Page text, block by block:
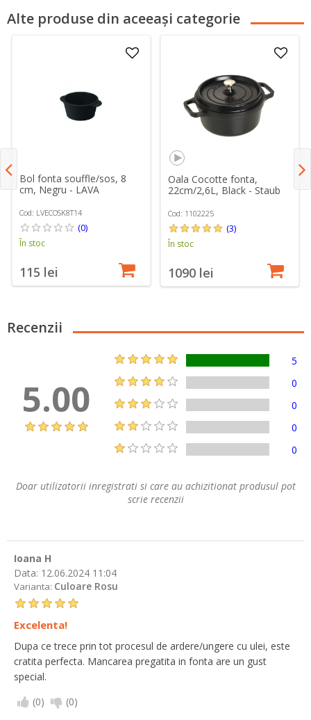
Alte produse din aceeași categorie
Bol fonta souffle/sos, 8
cm, Negru - LAVA
Cod: LVECOSK8T14
(0)
În stoc
115 lei
Oala Cocotte fonta,
22cm/2,6L, Black - Staub
Cod: 1102225
(3)
În stoc
1090 lei
Recenzii
5.00
5
0
0
0
0
Doar utilizatorii inregistrati si care au achizitionat produsul pot
scrie recenzii
Ioana H
Data: 12.06.2024 11:04
Varianta: Culoare Rosu
Excelenta!
Dupa ce trece prin tot procesul de ardere/ungere cu ulei, este
cratita perfecta. Mancarea pregatita in fonta are un gust
special.
(0) (0)